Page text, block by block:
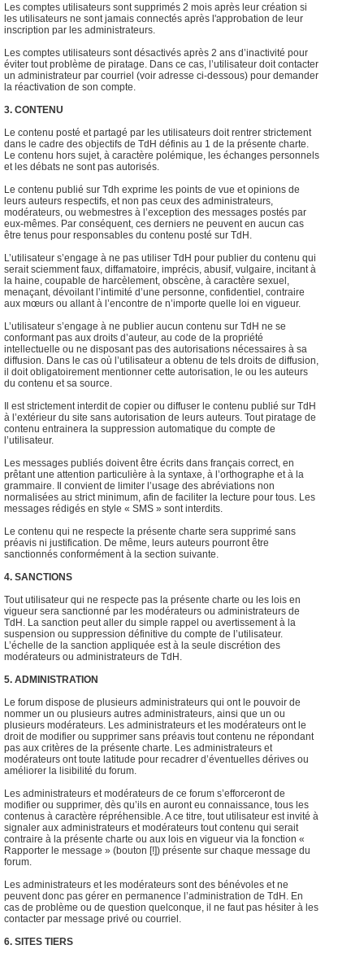
Les comptes utilisateurs sont supprimés 2 mois après leur création si
les utilisateurs ne sont jamais connectés après l'approbation de leur
inscription par les administrateurs.
Les comptes utilisateurs sont désactivés après 2 ans d’inactivité pour
éviter tout problème de piratage. Dans ce cas, l’utilisateur doit contacter
un administrateur par courriel (voir adresse ci-dessous) pour demander
la réactivation de son compte.
3. CONTENU
Le contenu posté et partagé par les utilisateurs doit rentrer strictement
dans le cadre des objectifs de TdH définis au 1 de la présente charte.
Le contenu hors sujet, à caractère polémique, les échanges personnels
et les débats ne sont pas autorisés.
Le contenu publié sur Tdh exprime les points de vue et opinions de
leurs auteurs respectifs, et non pas ceux des administrateurs,
modérateurs, ou webmestres à l’exception des messages postés par
eux-mêmes. Par conséquent, ces derniers ne peuvent en aucun cas
être tenus pour responsables du contenu posté sur TdH.
L’utilisateur s’engage à ne pas utiliser TdH pour publier du contenu qui
serait sciemment faux, diffamatoire, imprécis, abusif, vulgaire, incitant à
la haine, coupable de harcèlement, obscène, à caractère sexuel,
menaçant, dévoilant l’intimité d’une personne, confidentiel, contraire
aux mœurs ou allant à l’encontre de n’importe quelle loi en vigueur.
L’utilisateur s’engage à ne publier aucun contenu sur TdH ne se
conformant pas aux droits d’auteur, au code de la propriété
intellectuelle ou ne disposant pas des autorisations nécessaires à sa
diffusion. Dans le cas où l’utilisateur a obtenu de tels droits de diffusion,
il doit obligatoirement mentionner cette autorisation, le ou les auteurs
du contenu et sa source.
Il est strictement interdit de copier ou diffuser le contenu publié sur TdH
à l’extérieur du site sans autorisation de leurs auteurs. Tout piratage de
contenu entrainera la suppression automatique du compte de
l’utilisateur.
Les messages publiés doivent être écrits dans français correct, en
prêtant une attention particulière à la syntaxe, à l’orthographe et à la
grammaire. Il convient de limiter l’usage des abréviations non
normalisées au strict minimum, afin de faciliter la lecture pour tous. Les
messages rédigés en style « SMS » sont interdits.
Le contenu qui ne respecte la présente charte sera supprimé sans
préavis ni justification. De même, leurs auteurs pourront être
sanctionnés conformément à la section suivante.
4. SANCTIONS
Tout utilisateur qui ne respecte pas la présente charte ou les lois en
vigueur sera sanctionné par les modérateurs ou administrateurs de
TdH. La sanction peut aller du simple rappel ou avertissement à la
suspension ou suppression définitive du compte de l’utilisateur.
L’échelle de la sanction appliquée est à la seule discrétion des
modérateurs ou administrateurs de TdH.
5. ADMINISTRATION
Le forum dispose de plusieurs administrateurs qui ont le pouvoir de
nommer un ou plusieurs autres administrateurs, ainsi que un ou
plusieurs modérateurs. Les administrateurs et les modérateurs ont le
droit de modifier ou supprimer sans préavis tout contenu ne répondant
pas aux critères de la présente charte. Les administrateurs et
modérateurs ont toute latitude pour recadrer d’éventuelles dérives ou
améliorer la lisibilité du forum.
Les administrateurs et modérateurs de ce forum s’efforceront de
modifier ou supprimer, dès qu’ils en auront eu connaissance, tous les
contenus à caractère répréhensible. A ce titre, tout utilisateur est invité à
signaler aux administrateurs et modérateurs tout contenu qui serait
contraire à la présente charte ou aux lois en vigueur via la fonction «
Rapporter le message » (bouton [!]) présente sur chaque message du
forum.
Les administrateurs et les modérateurs sont des bénévoles et ne
peuvent donc pas gérer en permanence l’administration de TdH. En
cas de problème ou de question quelconque, il ne faut pas hésiter à les
contacter par message privé ou courriel.
6. SITES TIERS